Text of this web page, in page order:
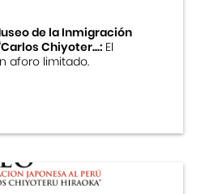
de la Inmigración
Chiyoter...:El
aforo limitado.